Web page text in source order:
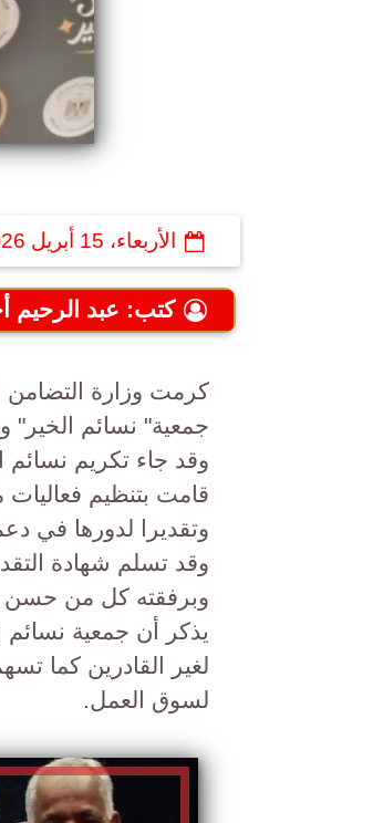
الأربعاء، 15 أبريل 2026
كتب: عبد الرحيم
كرمت وزارة التضامن
جمعية" نسائم الخير"
وقد جاء تكريم
قامت بتنظيم
وتقديرا لدورها في
وقد تسلم شهادة
وبرفقته كل من حسن
يذكر أن جمعية نسائم
لغير القادرين كما
لسوق العمل.